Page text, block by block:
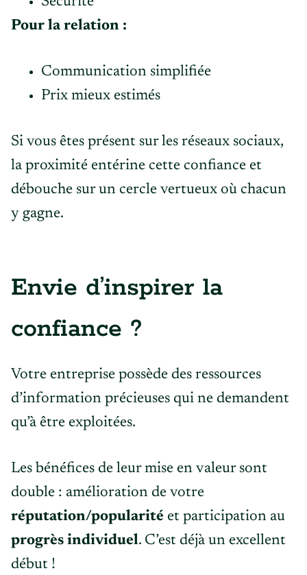
Pour la relation :
Communication simplifiée
Prix mieux estimés
Si vous êtes présent sur les réseaux sociaux,
la proximité entérine cette confiance et
débouche sur un cercle vertueux où chacun
y gagne.
Envie d’inspirer la
confiance ?
Votre entreprise possède des ressources
d’information précieuses qui ne demandent
qu’à être exploitées.
Les bénéfices de leur mise en valeur sont
double : amélioration de votre
réputation/popularité et participation au
progrès individuel. C’est déjà un excellent
début !